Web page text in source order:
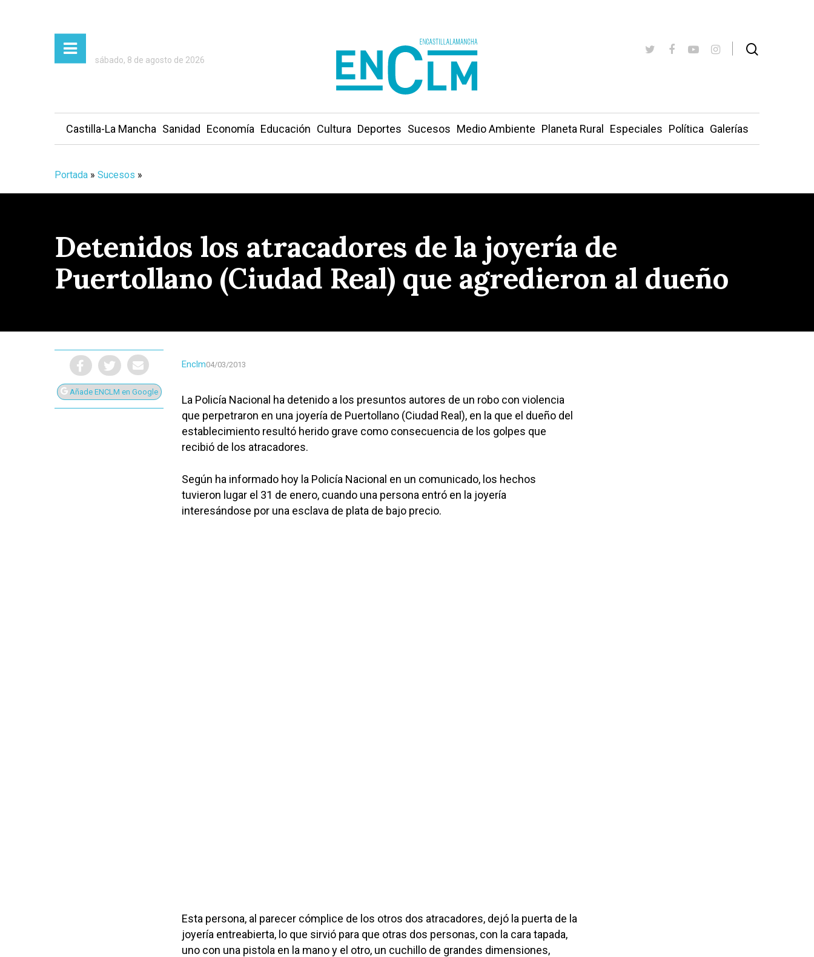
Presiona Intro para buscar o ESC para cerrar
sábado, 8 de agosto de 2026
Castilla-La Mancha Sanidad Economía Educación Cultura Deportes Sucesos Medio Ambiente Planeta Rural Especiales Política Galerías
Portada » Sucesos »
Detenidos los atracadores de la joyería de
Puertollano (Ciudad Real) que agredieron al dueño
Añade ENCLM en Google
Enclm04/03/2013
La Policía Nacional ha detenido a los presuntos autores de un robo con violencia
que perpetraron en una joyería de Puertollano (Ciudad Real), en la que el dueño del
establecimiento resultó herido grave como consecuencia de los golpes que
recibió de los atracadores.
Según ha informado hoy la Policía Nacional en un comunicado, los hechos
tuvieron lugar el 31 de enero, cuando una persona entró en la joyería
interesándose por una esclava de plata de bajo precio.
Esta persona, al parecer cómplice de los otros dos atracadores, dejó la puerta de la
joyería entreabierta, lo que sirvió para que otras dos personas, con la cara tapada,
uno con una pistola en la mano y el otro, un cuchillo de grandes dimensiones,